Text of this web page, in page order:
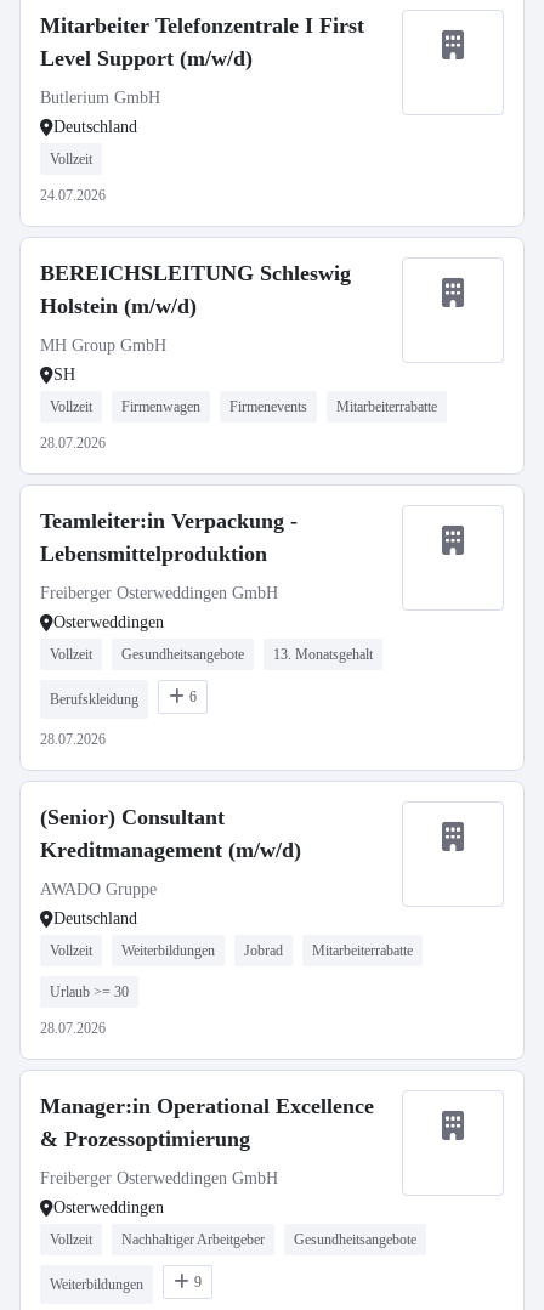
Mitarbeiter Telefonzentrale I First
Level Support (m/w/d)
Butlerium GmbH
Deutschland
Vollzeit
24.07.2026
BEREICHSLEITUNG Schleswig
Holstein (m/w/d)
MH Group GmbH
SH
Vollzeit Firmenwagen Firmenevents Mitarbeiterrabatte
28.07.2026
Teamleiter:in Verpackung -
Lebensmittelproduktion
Freiberger Osterweddingen GmbH
Osterweddingen
Vollzeit Gesundheitsangebote 13. Monatsgehalt
Berufskleidung 6
28.07.2026
(Senior) Consultant
Kreditmanagement (m/w/d)
AWADO Gruppe
Deutschland
Vollzeit Weiterbildungen Jobrad Mitarbeiterrabatte
Urlaub >= 30
28.07.2026
Manager:in Operational Excellence
& Prozessoptimierung
Freiberger Osterweddingen GmbH
Osterweddingen
Vollzeit Nachhaltiger Arbeitgeber Gesundheitsangebote
Weiterbildungen 9